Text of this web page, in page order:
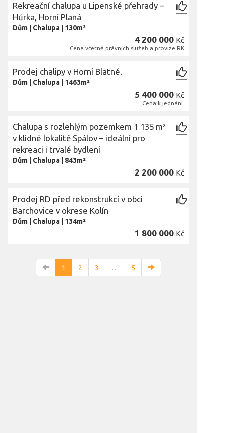
Rekreační chalupa u Lipenské přehrady –
Hůrka, Horní Planá
Dům Chalupa 130m²
4 200 000 Kč
Cena včetně právních služeb a provize RK
Prodej chalipy v Horní Blatné.
Dům Chalupa 1463m²
5 400 000 Kč
Cena k jednání.
Chalupa s rozlehlým pozemkem 1 135 m²
v klidné lokalitě Spálov – ideální pro
rekreaci i trvalé bydlení
Dům Chalupa 843m²
2 200 000 Kč
Prodej RD před rekonstrukcí v obci
Barchovice v okrese Kolín
Dům Chalupa 134m²
1 800 000 Kč
1 2 3 … 5